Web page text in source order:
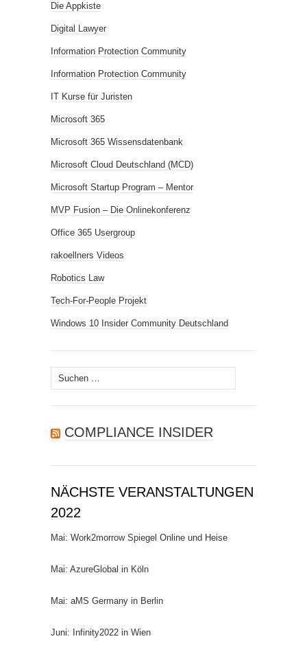
Die Appkiste
Digital Lawyer
Information Protection Community
Information Protection Community
IT Kurse für Juristen
Microsoft 365
Microsoft 365 Wissensdatenbank
Microsoft Cloud Deutschland (MCD)
Microsoft Startup Program – Mentor
MVP Fusion – Die Onlinekonferenz
Office 365 Usergroup
rakoellners Videos
Robotics Law
Tech-For-People Projekt
Windows 10 Insider Community Deutschland
Suchen
nach:
COMPLIANCE INSIDER
NÄCHSTE VERANSTALTUNGEN
2022
Mai: Work2morrow Spiegel Online und Heise
Mai: AzureGlobal in Köln
Mai: aMS Germany in Berlin
Juni: Infinity2022 in Wien